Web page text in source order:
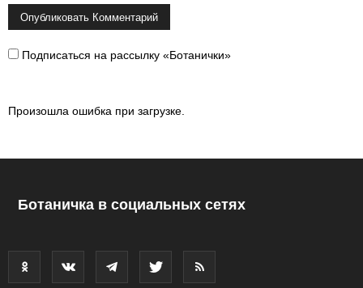
Подписаться на рассылку «Ботанички»
Произошла ошибка при загрузке.
Ботаничка в социальных сетях